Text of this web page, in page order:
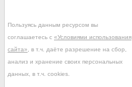
Пользуясь данным ресурсом вы
соглашаетесь с «Условиями использования
сайта» , в т.ч. даёте разрешение на сбор,
анализ и хранение своих персональных
данных, в т.ч. cookies.